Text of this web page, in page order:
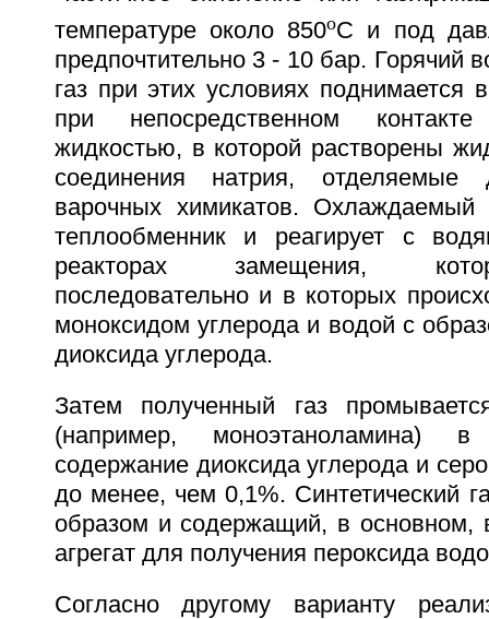
температуре около 850oC и под
предпочтительно 3 - 10 бар. Горячий
газ при этих условиях поднимается
при непосредственном
жидкостью, в которой растворены
соединения натрия, отделяемые
варочных химикатов. Охлаждаемый
теплообменник и реагирует с
реакторах замещения,
последовательно и в которых
моноксидом углерода и водой с
диоксида углерода.
Затем полученный газ
(например, моноэтаноламина) в
содержание диоксида углерода и
до менее, чем 0,1%. Синтетический
образом и содержащий, в основном,
агрегат для получения пероксида
Согласно другому варианту